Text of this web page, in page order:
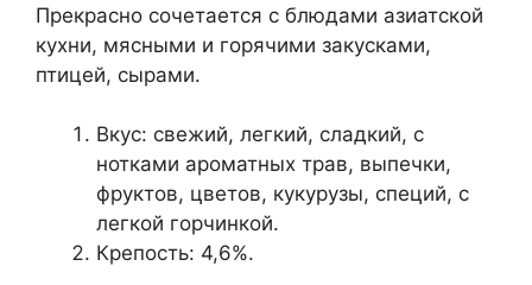
Прекрасно сочетается с блюдами азиатской
кухни, мясными и горячими закусками,
птицей, сырами.
Вкус: свежий, легкий, сладкий, с
нотками ароматных трав, выпечки,
фруктов, цветов, кукурузы, специй, с
легкой горчинкой.
Крепость: 4,6%.